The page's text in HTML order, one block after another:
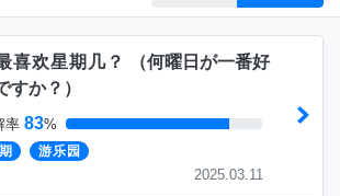
喜欢星期几？ （何曜日が一番好
すか？ ）
率 83%
游乐园
2025.03.11